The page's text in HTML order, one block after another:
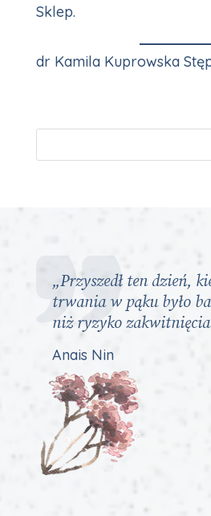
Sklep.
dr Kamila Kuprowska
„Przyszedł ten dzień,
trwania w pąku było
niż ryzyko
Anais Nin